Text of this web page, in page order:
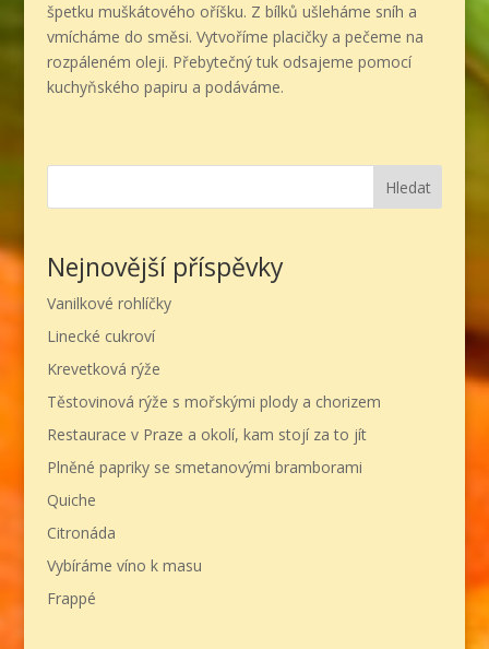
špetku muškátového oříšku. Z bílků ušleháme sníh a
vmícháme do směsi. Vytvoříme placičky a pečeme na
rozpáleném oleji. Přebytečný tuk odsajeme pomocí
kuchyňského papiru a podáváme.
Hledat
Nejnovější příspěvky
Vanilkové rohlíčky
Linecké cukroví
Krevetková rýže
Těstovinová rýže s mořskými plody a chorizem
Restaurace v Praze a okolí, kam stojí za to jít
Plněné papriky se smetanovými bramborami
Quiche
Citronáda
Vybíráme víno k masu
Frappé